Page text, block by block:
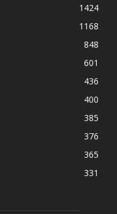
1424
1168
848
601
436
400
385
376
365
331